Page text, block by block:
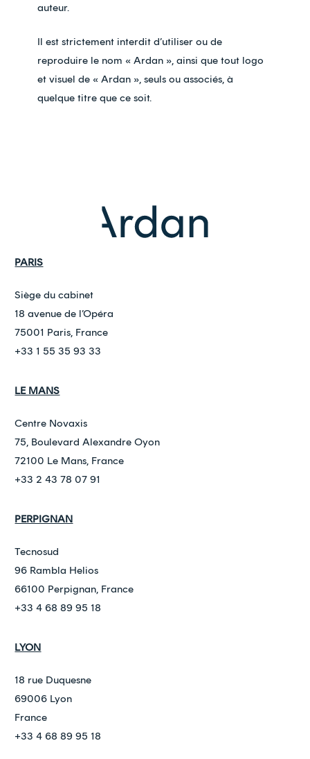
auteur.
Il est strictement interdit d’utiliser ou de
reproduire le nom « Ardan », ainsi que tout logo
et visuel de « Ardan », seuls ou associés, à
quelque titre que ce soit.
PARIS
Siège du cabinet
18 avenue de l’Opéra
75001 Paris, France
+33 1 55 35 93 33
LE MANS
Centre Novaxis
75, Boulevard Alexandre Oyon
72100 Le Mans, France
+33 2 43 78 07 91
PERPIGNAN
Tecnosud
96 Rambla Helios
66100 Perpignan, France
+33 4 68 89 95 18
LYON
18 rue Duquesne
69006 Lyon
France
+33 4 68 89 95 18